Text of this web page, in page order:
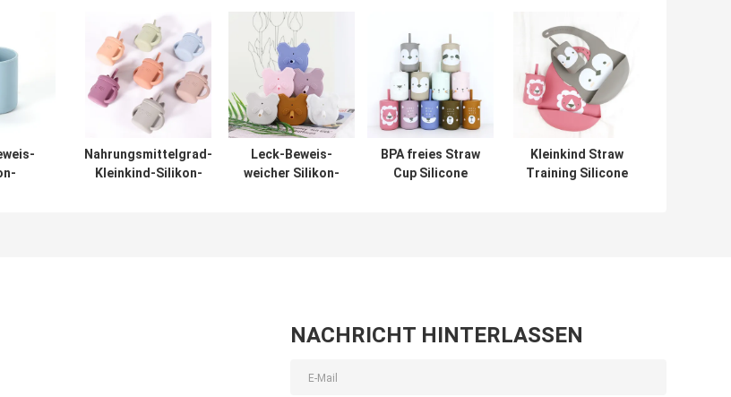
Nahrungsmittelgrad-
Kleinkind-Silikon-
Leck-Beweis-
weicher Silikon-
BPA freies Straw
Cup Silicone
Kleinkind Straw
Training Silicone
NACHRICHT HINTERLASSEN